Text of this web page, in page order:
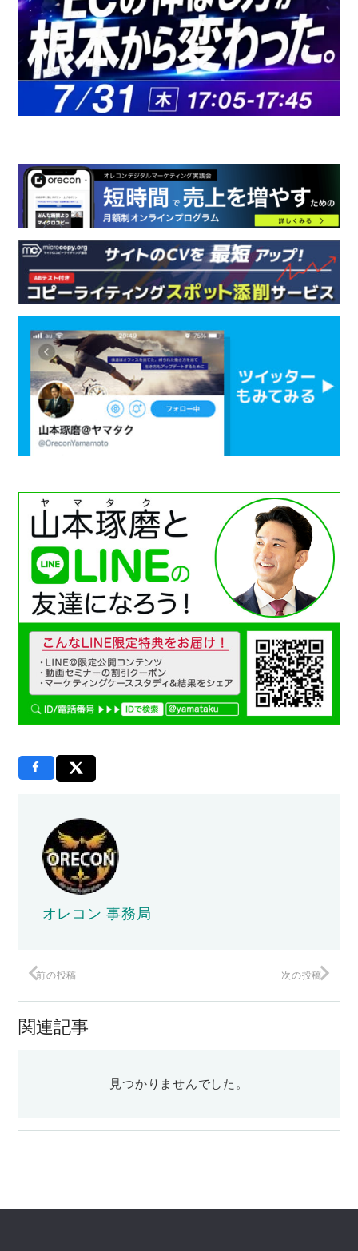
オレコン 事務局
前の投稿 次の投稿
関連記事
見つかりませんでした。